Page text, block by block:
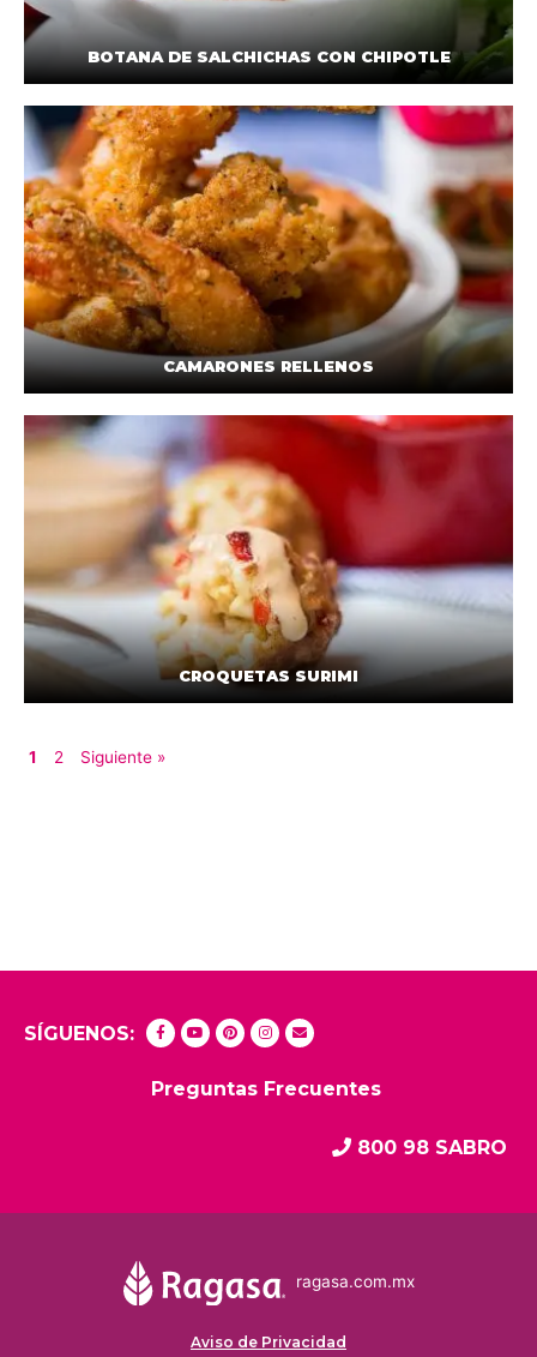
BOTANA DE SALCHICHAS CON CHIPOTLE
CAMARONES RELLENOS
CROQUETAS SURIMI
1 2 Siguiente »
SÍGUENOS:
Preguntas Frecuentes
800 98 SABRO
ragasa.com.mx
Aviso de Privacidad